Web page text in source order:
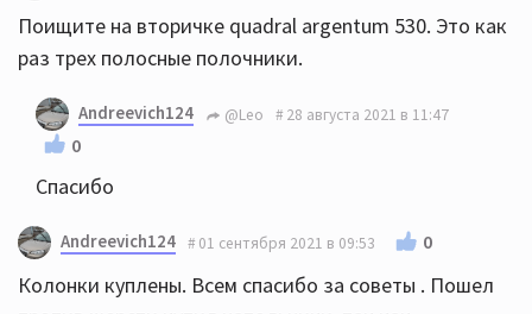
Поищите на вторичке quadral argentum 530. Это как
раз трех полосные полочники.
Andreevich124 @Leo 28 августа 2021 в 11:47
0
Спасибо
Andreevich124 01 сентября 2021 в 09:53 0
Колонки куплены. Всем спасибо за советы . Пошел